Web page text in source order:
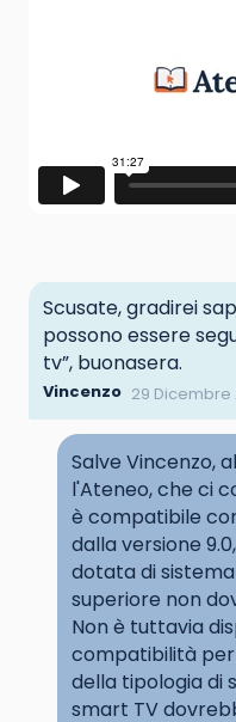
Scusate, gradirei
possono essere
tv”, buonasera.
Vincenzo 29 Dicembre
Salve Vincenzo,
l'Ateneo, che ci
è compatibile
dalla versione
dotata di
superiore non
Non è tuttavia
compatibilità per i
della tipologia di
smart TV